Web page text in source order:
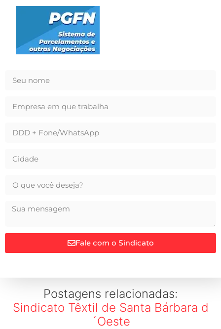
Fale com o Sindicato
Postagens relacionadas:
Sindicato Têxtil de Santa Bárbara d
´Oeste